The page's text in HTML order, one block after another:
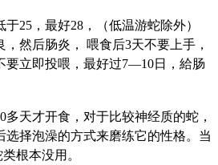
25，最好28，（低温游蛇除外）
然后肠炎， 喂食后3天不要上手，
要立即投喂，最好过7―10日，給肠
天才开食，对于比较神经质的蛇，
选择泡澡的方式来磨练它的性格。当
根本没用。